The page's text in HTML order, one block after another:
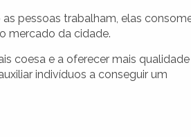
pessoas trabalham, elas
mercado da cidade.
coesa e a oferecer mais qualidade
indivíduos a conseguir um